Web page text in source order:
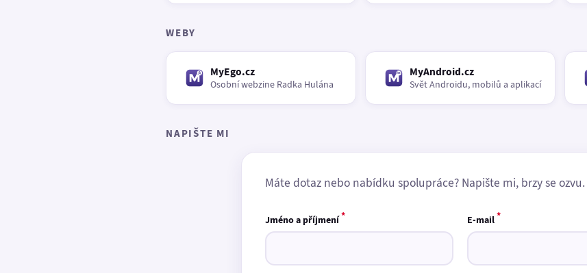
WEBY
MyEgo.cz
Osobní webzine Radka Hulána
MyAndroid.cz
Svět Androidu, mobilů a aplikací
NAPIŠTE MI
Máte dotaz nebo nabídku spolupráce? Napište mi, brzy se ozvu.
Jméno a příjmení* E-mail*